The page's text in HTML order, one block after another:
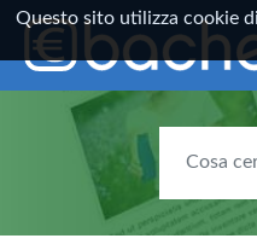
Questo sito utilizza cookie